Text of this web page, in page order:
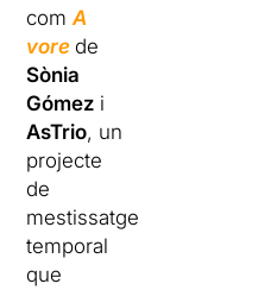
comA
vorede
Sònia
Gómez i
AsTrio, un
projecte
de
mestissatge
temporal
que